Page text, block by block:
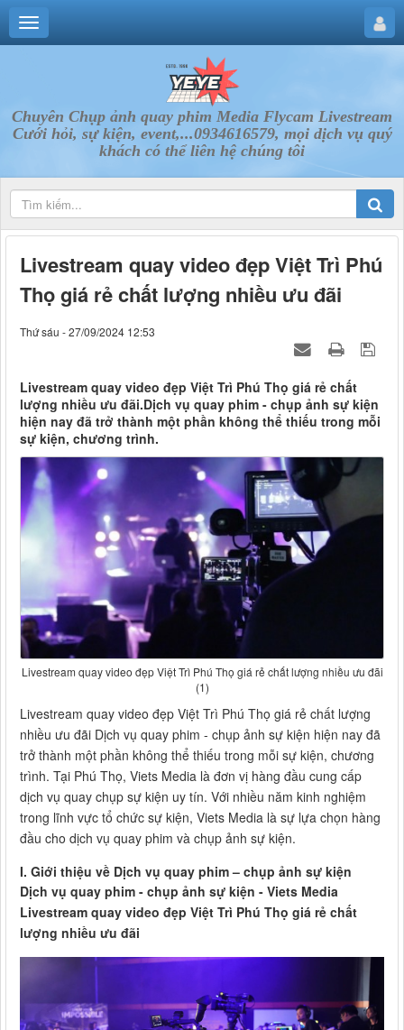
Chuyên Chụp ảnh quay phim Media Flycam Livestream
Cưới hỏi, sự kiện, event,...0934616579, mọi dịch vụ quý
khách có thể liên hệ chúng tôi
Livestream quay video đẹp Việt Trì Phú
Thọ giá rẻ chất lượng nhiều ưu đãi
Thứ sáu - 27/09/2024 12:53
Livestream quay video đẹp Việt Trì Phú Thọ giá rẻ chất
lượng nhiều ưu đãi.Dịch vụ quay phim - chụp ảnh sự kiện
hiện nay đã trở thành một phần không thể thiếu trong mỗi
sự kiện, chương trình.
Livestream quay video đẹp Việt Trì Phú Thọ giá rẻ chất lượng nhiều ưu đãi
(1)
Livestream quay video đẹp Việt Trì Phú Thọ giá rẻ chất lượng
nhiều ưu đãi Dịch vụ quay phim - chụp ảnh sự kiện hiện nay đã
trở thành một phần không thể thiếu trong mỗi sự kiện, chương
trình. Tại Phú Thọ, Viets Media là đơn vị hàng đầu cung cấp
dịch vụ quay chụp sự kiện uy tín. Với nhiều năm kinh nghiệm
trong lĩnh vực tổ chức sự kiện, Viets Media là sự lựa chọn hàng
đầu cho dịch vụ quay phim và chụp ảnh sự kiện.
I. Giới thiệu về Dịch vụ quay phim – chụp ảnh sự kiện
Dịch vụ quay phim - chụp ảnh sự kiện - Viets Media
Livestream quay video đẹp Việt Trì Phú Thọ giá rẻ chất
lượng nhiều ưu đãi